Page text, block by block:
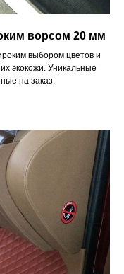
ворсом 20 мм
выбором цветов и
экокожи. Уникальные
на заказ.